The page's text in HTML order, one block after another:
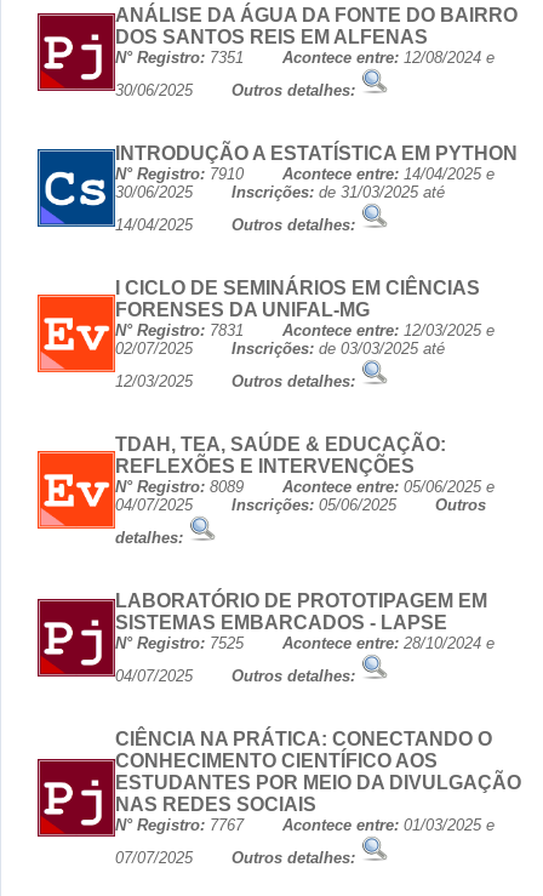
ANÁLISE DA ÁGUA DA FONTE DO BAIRRO
DOS SANTOS REIS EM ALFENAS
N° Registro: 7351 Acontece entre: 12/08/2024 e
30/06/2025 Outros detalhes:
INTRODUÇÃO A ESTATÍSTICA EM PYTHON
N° Registro: 7910 Acontece entre: 14/04/2025 e
30/06/2025 Inscrições: de 31/03/2025 até
14/04/2025 Outros detalhes:
I CICLO DE SEMINÁRIOS EM CIÊNCIAS
FORENSES DA UNIFAL-MG
N° Registro: 7831 Acontece entre: 12/03/2025 e
02/07/2025 Inscrições: de 03/03/2025 até
12/03/2025 Outros detalhes:
TDAH, TEA, SAÚDE & EDUCAÇÃO:
REFLEXÕES E INTERVENÇÕES
N° Registro: 8089 Acontece entre: 05/06/2025 e
04/07/2025 Inscrições: 05/06/2025 Outros
detalhes:
LABORATÓRIO DE PROTOTIPAGEM EM
SISTEMAS EMBARCADOS - LAPSE
N° Registro: 7525 Acontece entre: 28/10/2024 e
04/07/2025 Outros detalhes:
CIÊNCIA NA PRÁTICA: CONECTANDO O
CONHECIMENTO CIENTÍFICO AOS
ESTUDANTES POR MEIO DA DIVULGAÇÃO
NAS REDES SOCIAIS
N° Registro: 7767 Acontece entre: 01/03/2025 e
07/07/2025 Outros detalhes: